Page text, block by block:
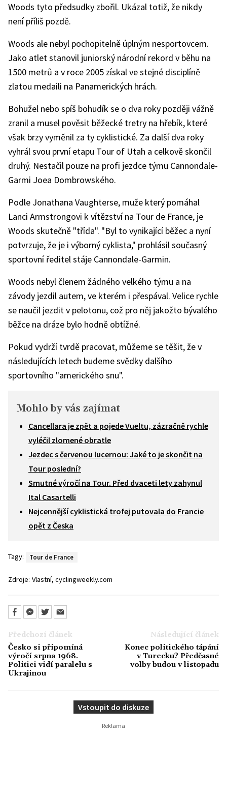
Woods tyto předsudky zbořil. Ukázal totiž, že nikdy
není příliš pozdě.
Woods ale nebyl pochopitelně úplným nesportovcem.
Jako atlet stanovil juniorský národní rekord v běhu na
1500 metrů a v roce 2005 získal ve stejné disciplíně
zlatou medaili na Panamerických hrách.
Bohužel nebo spíš bohudík se o dva roky později vážně
zranil a musel pověsit běžecké tretry na hřebík, které
však brzy vyměnil za ty cyklistické. Za další dva roky
vyhrál svou první etapu Tour of Utah a celkově skončil
druhý. Nestačil pouze na profi jezdce týmu Cannondale-
Garmi Joea Dombrowského.
Podle Jonathana Vaughterse, muže který pomáhal
Lanci Armstrongovi k vítězství na Tour de France, je
Woods skutečně "třída". "Byl to vynikající běžec a nyní
potvrzuje, že je i výborný cyklista," prohlásil současný
sportovní ředitel stáje Cannondale-Garmin.
Woods nebyl členem žádného velkého týmu a na
závody jezdil autem, ve kterém i přespával. Velice rychle
se naučil jezdit v pelotonu, což pro něj jakožto bývalého
běžce na dráze bylo hodně obtížné.
Pokud vydrží tvrdě pracovat, můžeme se těšit, že v
následujících letech budeme svědky dalšího
sportovního "amerického snu".
Mohlo by vás zajímat
Cancellara je zpět a pojede Vueltu, zázračně rychle
vyléčil zlomené obratle
Jezdec s červenou lucernou: Jaké to je skončit na
Tour poslední?
Smutné výročí na Tour. Před dvaceti lety zahynul
Ital Casartelli
Nejcennější cyklistická trofej putovala do Francie
opět z Česka
Tagy: Tour de France
Zdroje: Vlastní, cyclingweekly.com
Předchozí článek
Česko si připomíná
výročí srpna 1968.
Politici vidí paralelu s
Ukrajinou
Následující článek
Konec politického tápání
v Turecku? Předčasné
volby budou v listopadu
Vstoupit do diskuze